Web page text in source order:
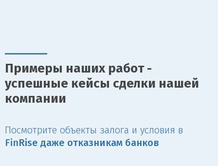
Примеры наших работ -
успешные кейсы сделки нашей
компании
Посмотрите объекты залога и условия в
Fin Rise даже отказникам банков